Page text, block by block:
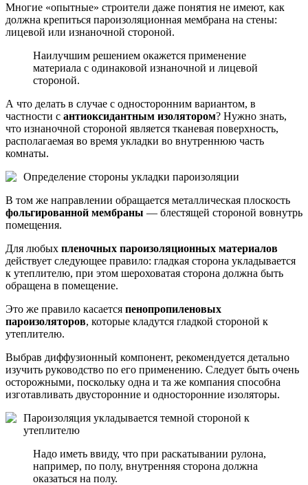
Многие «опытные» строители даже понятия не имеют, как
должна крепиться пароизоляционная мембрана на стены:
лицевой или изнаночной стороной.
Наилучшим решением окажется применение
материала с одинаковой изнаночной и лицевой
стороной.
А что делать в случае с односторонним вариантом, в
частности с антиоксидантным изолятором? Нужно знать,
что изнаночной стороной является тканевая поверхность,
располагаемая во время укладки во внутреннюю часть
комнаты.
Определение стороны укладки пароизоляции
В том же направлении обращается металлическая плоскость
фольгированной мембраны — блестящей стороной вовнутрь
помещения.
Для любых пленочных пароизоляционных материалов
действует следующее правило: гладкая сторона укладывается
к утеплителю, при этом шероховатая сторона должна быть
обращена в помещение.
Это же правило касается пенопропиленовых
пароизоляторов, которые кладутся гладкой стороной к
утеплителю.
Выбрав диффузионный компонент, рекомендуется детально
изучить руководство по его применению. Следует быть очень
осторожными, поскольку одна и та же компания способна
изготавливать двусторонние и односторонние изоляторы.
Пароизоляция укладывается темной стороной к
утеплителю
Надо иметь ввиду, что при раскатывании рулона,
например, по полу, внутренняя сторона должна
оказаться на полу.